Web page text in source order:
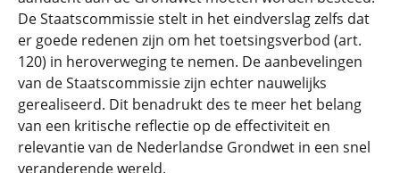
De Staatscommissie stelt in het eindverslag zelfs dat
er goede redenen zijn om het toetsingsverbod (art.
120) in heroverweging te nemen. De aanbevelingen
van de Staatscommissie zijn echter nauwelijks
gerealiseerd. Dit benadrukt des te meer het belang
van een kritische reflectie op de effectiviteit en
relevantie van de Nederlandse Grondwet in een snel
veranderende wereld.